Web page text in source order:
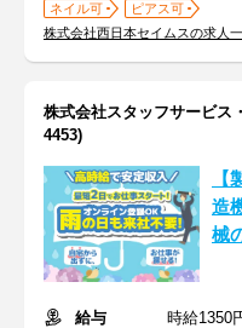
ネイル可
ピアス可
株式会社西日本セイムスの求人
株式会社スタッフサービス
4453)
造
械
給与
時給1350